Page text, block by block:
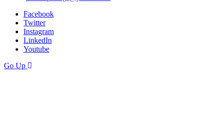
Facebook
Twitter
Instagram
LinkedIn
Youtube
Go Up